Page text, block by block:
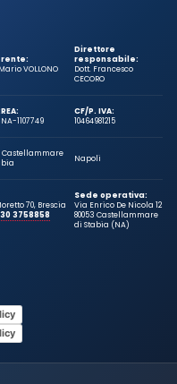
VOLLONO
Direttore
responsabile:
Dott. Francesco
CECORO
REA:
NA-1107749
CF/P. IVA:
10464981215
Castellammare
Napoli
70, Brescia
3758858
Sede operativa:
Via Enrico De Nicola 12
80053 Castellammare
di Stabia (NA)